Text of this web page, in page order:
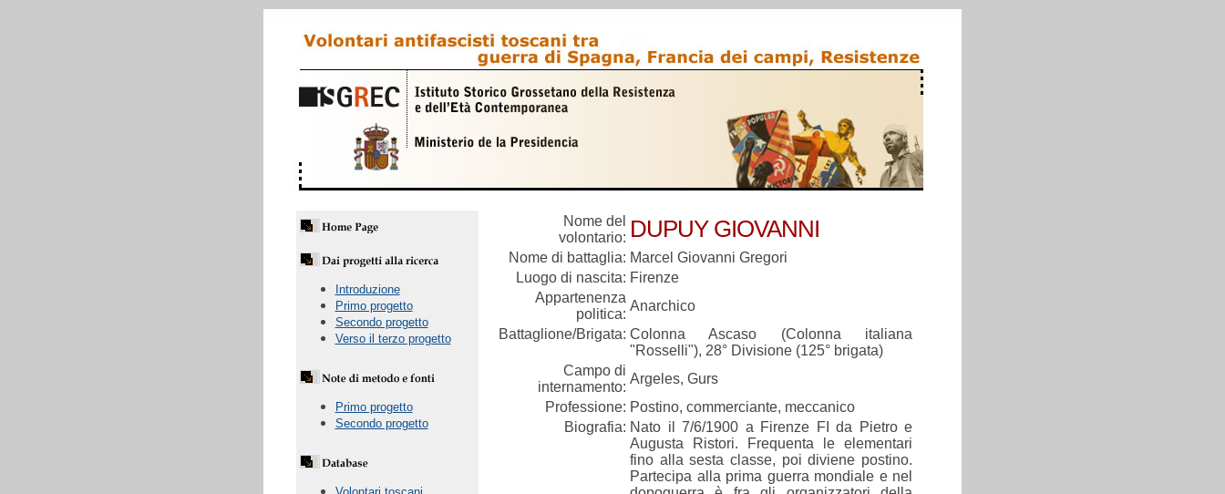
Introduzione
Primo progetto
Secondo progetto
Verso il terzo progetto
Primo progetto
Secondo progetto
Nome del
volontario: DUPUY GIOVANNI
Nome di battaglia: Marcel Giovanni Gregori
Luogo di nascita: Firenze
Appartenenza
politica:
Anarchico
Battaglione/Brigata: Colonna Ascaso (Colonna italiana
"Rosselli"), 28° Divisione (125° brigata)
Campo di
internamento:
Argeles, Gurs
Professione: Postino, commerciante, meccanico
Biografia: Nato il 7/6/1900 a Firenze FI da Pietro e
Augusta Ristori. Frequenta le elementari
fino alla sesta classe, poi diviene postino.
Partecipa alla prima guerra mondiale e nel